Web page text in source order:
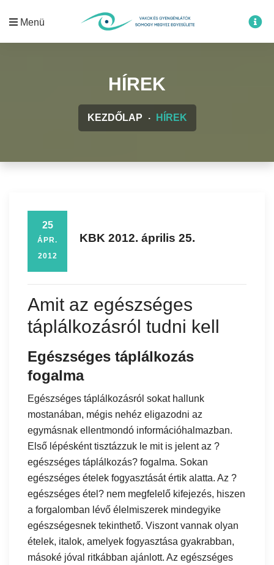
Menü
HÍREK
KEZDŐLAP HÍREK
25
ÁPR.
2012
KBK 2012. április 25.
Amit az egészséges
táplálkozásról tudni kell
Egészséges táplálkozás
fogalma
Egészséges táplálkozásról sokat hallunk
mostanában, mégis nehéz eligazodni az
egymásnak ellentmondó információhalmazban.
Első lépésként tisztázzuk le mit is jelent az ?
egészséges táplálkozás? fogalma. Sokan
egészséges ételek fogyasztását értik alatta. Az ?
egészséges étel? nem megfelelő kifejezés, hiszen
a forgalomban lévő élelmiszerek mindegyike
egészségesnek tekinthető. Viszont vannak olyan
ételek, italok, amelyek fogyasztása gyakrabban,
másoké jóval ritkábban ajánlott. Az egészséges